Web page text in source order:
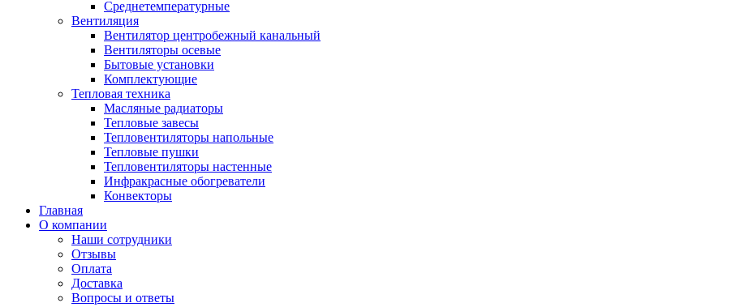
Среднетемпературные
Вентиляция
Вентилятор центробежный канальный
Вентиляторы осевые
Бытовые установки
Комплектующие
Тепловая техника
Масляные радиаторы
Тепловые завесы
Тепловентиляторы напольные
Тепловые пушки
Тепловентиляторы настенные
Инфракрасные обогреватели
Конвекторы
Главная
О компании
Наши сотрудники
Отзывы
Оплата
Доставка
Вопросы и ответы